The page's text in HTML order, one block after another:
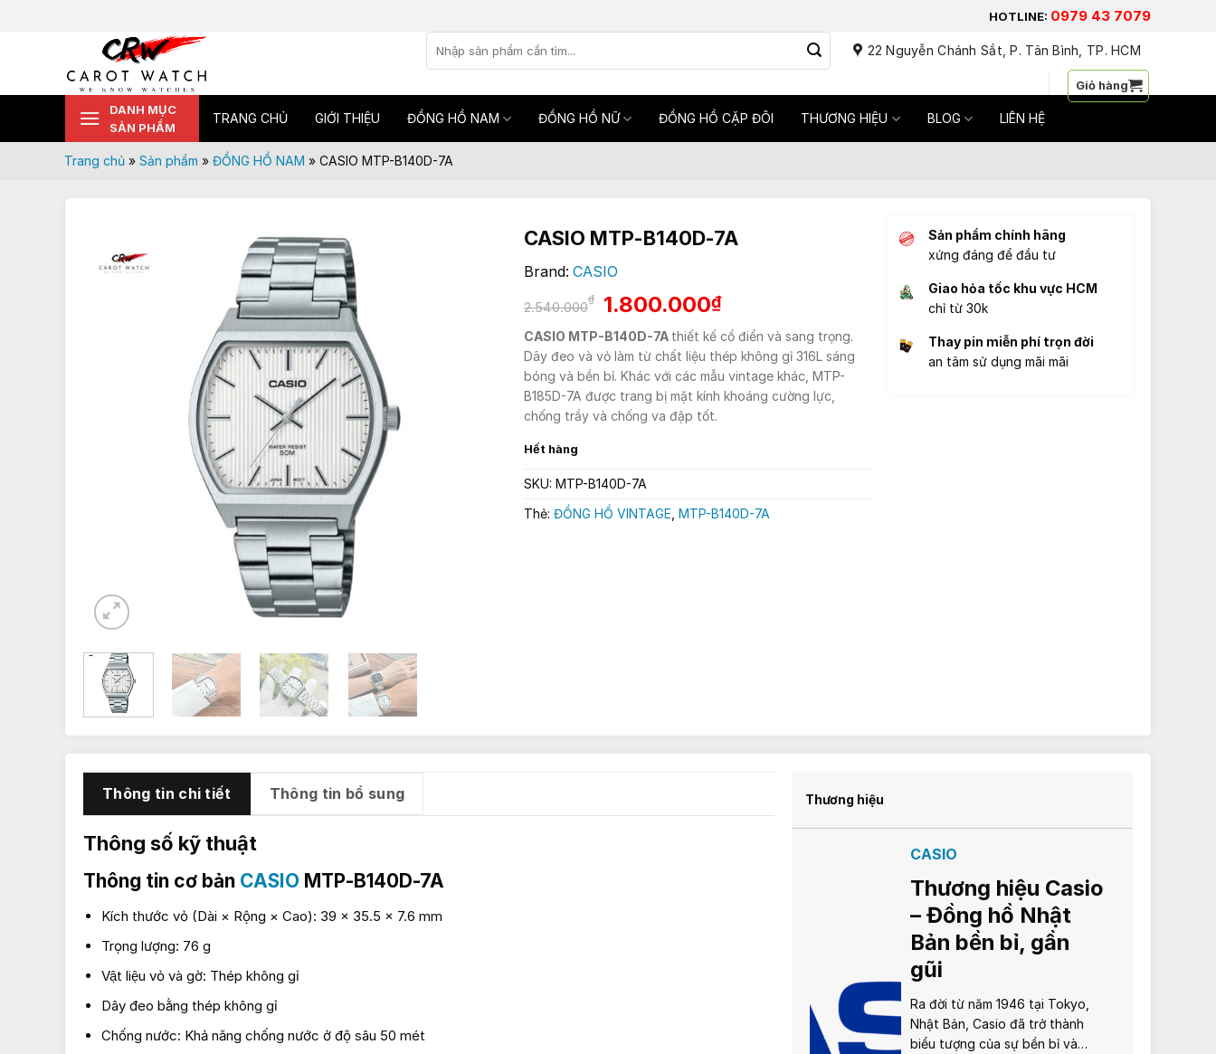
HOTLINE: 0979 43 7079
kiếm:
22 Nguyễn Chánh Sắt, P. Tân Bình, TP. HCM
Giỏ hàng
DANH MỤC
SẢN PHẨM
TRANG CHỦ GIỚI THIỆU ĐỒNG HỒ NAM ĐỒNG HỒ NỮ ĐỒNG HỒ CẶP ĐÔI THƯƠNG HIỆU BLOG LIÊN HỆ
Trang chủ» Sản phẩm » ĐỒNG HỒ NAM » CASIO MTP-B140D-7A
CASIO MTP-B140D-7A
Brand: CASIO
2.540.000₫
Giá
gốc
là:
2.540.000₫.
1.800.000₫Giá
hiện
tại
là:
1.800.000₫.
CASIO MTP-B140D-7A thiết kế cổ điển và sang trọng.
Dây đeo và vỏ làm từ chất liệu thép không gỉ 316L sáng
bóng và bền bỉ. Khác với các mẫu vintage khác, MTP-
B185D-7A được trang bị mặt kính khoáng cường lực,
chống trầy và chống va đập tốt.
Hết hàng
SKU: MTP-B140D-7A
Thẻ: ĐỒNG HỒ VINTAGE MTP-B140D-7A
Sản phẩm chính hãng
xứng đáng để đầu tư
Giao hỏa tốc khu vực HCM
chỉ từ 30k
Thay pin miễn phí trọn đời
an tâm sử dụng mãi mãi
Thông tin chi tiết Thông tin bổ sung
Thông số kỹ thuật
Thông tin cơ bản CASIO MTP-B140D-7A
Kích thước vỏ (Dài × Rộng × Cao): 39 × 35.5 × 7.6 mm
Trọng lượng: 76 g
Vật liệu vỏ và gờ: Thép không gỉ
Dây đeo bằng thép không gỉ
Chống nước: Khả năng chống nước ở độ sâu 50 mét
Thương hiệu
CASIO
Thương hiệu Casio
– Đồng hồ Nhật
Bản bền bỉ, gần
gũi
Ra đời từ năm 1946 tại Tokyo,
Nhật Bản, Casio đã trở thành
biểu tượng của sự bền bỉ và